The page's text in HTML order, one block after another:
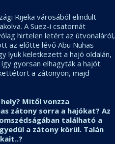
Rijeka városából elindult
A Suez-i csatornát
hirtelen letért az útvonaláról,
az előtte lévő Abu Nuhas
lyuk keletkezett a hajó oldalán,
gyorsan elhagyták a hajót.
a zátonyon, majd
Mitől vonzza
zátony sorra a hajókat? Az
található a
a zátony körül. Talán